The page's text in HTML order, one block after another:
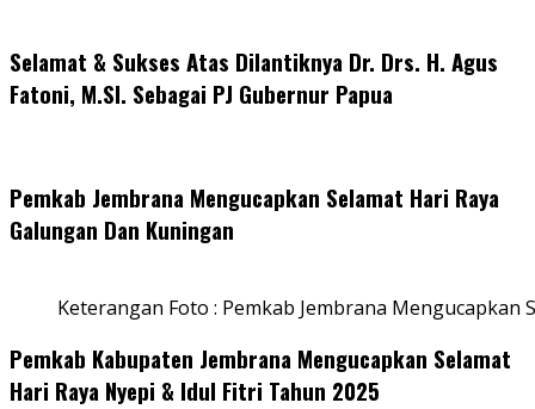
Selamat & Sukses Atas Dilantiknya Dr. Drs. H. Agus
Fatoni, M.SI. Sebagai PJ Gubernur Papua
Pemkab Jembrana Mengucapkan Selamat Hari Raya
Galungan Dan Kuningan
Keterangan Foto : Pemkab Jembrana Mengucapkan
Pemkab Kabupaten Jembrana Mengucapkan Selamat
Hari Raya Nyepi & Idul Fitri Tahun 2025